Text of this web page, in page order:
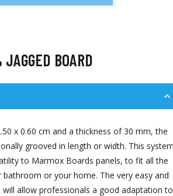
معلومات عن JAGGED BOARD
x 0.60 cm and a thickness of 30 mm, the
grooved in length or width. This
to Marmox Boards panels, to fit all the
or your home. The very easy and
allow professionals a good adaptation to